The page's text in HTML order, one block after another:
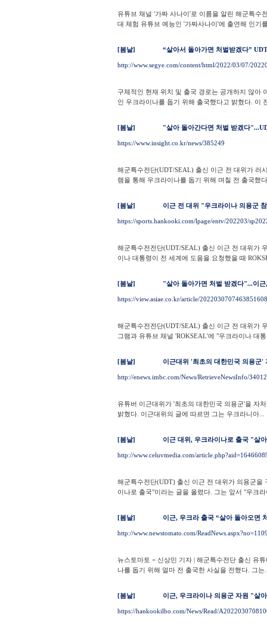
유튜브 채널 '가짜 사나이'로 이름을 알린 해군특수
대 체험 유튜브 예능인 '가짜사나이'에 출연해 인기
[봄날] “살아서 돌아가면 처벌받겠다”
http://www.segye.com/content/html/2022/03/07/
구체적인 현재 위치 및 출국 경로는 공개하지 않아
인 우크라이나를 돕기 위해 출국했다고 밝혔다. 이
[봄날] "살아 돌아간다면 처벌 받겠다
https://www.insight.co.kr/news/385249
해군특수전단(UDT/SEAL) 출신 이근 전 대위가 러
램을 통해 우크라이나를 돕기 위해 며칠 전 출국했
[봄날] 이근 전 대위 "우크라이나 의용군
https://sports.hankooki.com/lpage/entv/202203/
해군특수전전단(UDT/SEAL) 출신 이근 전 대위가
이나 대통령이 전 세계에 도움을 요청했을 때
[봄날] "살아 돌아가면 처벌 받겠다"...이
https://view.asiae.co.kr/article/2022030707463851608
해군특수전전단(UDT/SEAL) 출신 이근 전 대위가
그램과 유튜브 채널 'ROKSEAL'에 "우크라이나 대
[봄날] 이근대위 '최초의 대한민국 의용군'
http://enews.imbc.com/News/RetrieveNewsInfo/
유튜버 이근대위가 '최초의 대한민국 의용군'을 자
밝혔다. 이근대위의 글에 따르면 그는 우크라니아...
[봄날] 이근 대위, 우크라이나로 출국 "살
http://www.celuvmedia.com/
해군특수전단(UDT) 출신 이근 전 대위가 의용군을
이나로 출국"이라는 글을 올렸다. 그는 앞서 "우크
[봄날] 이근, 우크라 출국 “살아 돌아오면
http://www.newstomato.com/
뉴스토마토 = 신상민 기자 | 해군특수전단 출신 유
나를 돕기 위해 얼마 전 출국한 사실을 전했다. 그는
[봄날] 이근, 우크라이나 의용군 자원 "살
https://hankookilbo.com/News/Read/